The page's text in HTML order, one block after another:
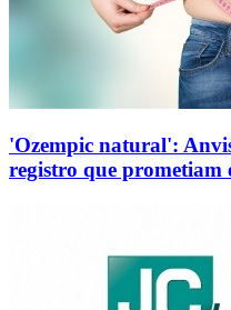
'Ozempic natural':
registro que prometiam